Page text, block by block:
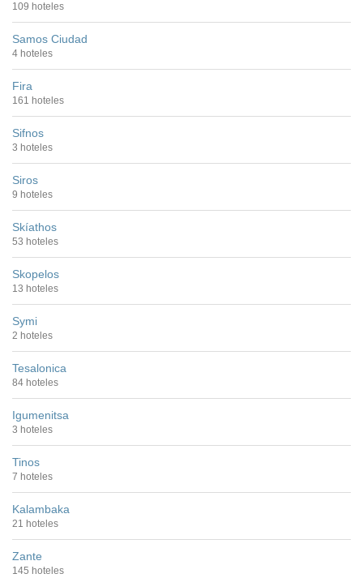
109 hoteles
Samos Ciudad
4 hoteles
Fira
161 hoteles
Sifnos
3 hoteles
Siros
9 hoteles
Skíathos
53 hoteles
Skopelos
13 hoteles
Symi
2 hoteles
Tesalonica
84 hoteles
Igumenitsa
3 hoteles
Tinos
7 hoteles
Kalambaka
21 hoteles
Zante
145 hoteles